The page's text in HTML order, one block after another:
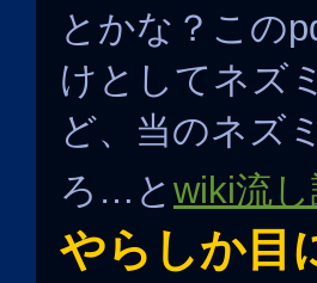
とかな？この
けとしてネズ
ど、当のネズ
ろ…と wiki流
やらしか目